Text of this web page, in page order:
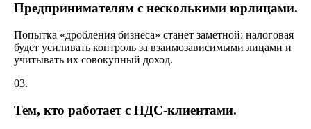
Предпринимателям с несколькими юрлицами.
Попытка «дробления бизнеса» станет заметной: налоговая
будет усиливать контроль за взаимозависимыми лицами и
учитывать их совокупный доход.
03.
Тем, кто работает с НДС-клиентами.